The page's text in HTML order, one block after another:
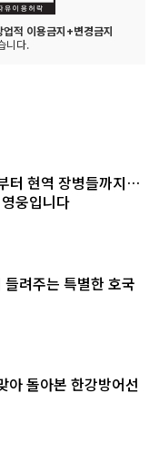
적 이용금지+변경금지
니다.
터 현역 장병들까지…
웅입니다
려주는 특별한 호국
아 돌아본 한강방어선